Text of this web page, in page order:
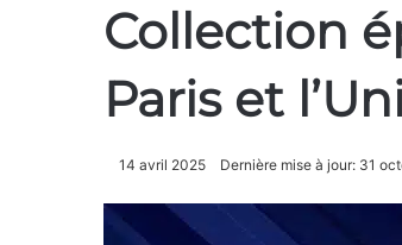
Collection
Paris et
14 avril 2025 Dernière mise à jour: 31